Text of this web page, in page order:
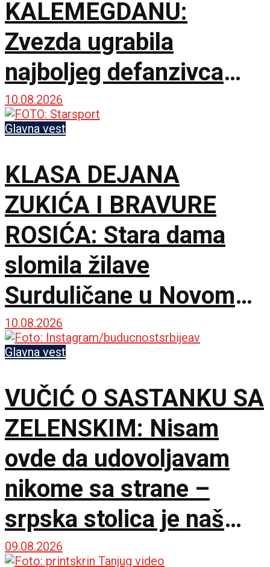
KALEMEGDANU:
Zvezda ugrabila
najboljeg defanzivca
Evrolige i zatvorila
spoljnu liniju!
10.08.2026
Glavna vest
KLASA DEJANA
ZUKIĆA I BRAVURE
ROSIĆA: Stara dama
slomila žilave
Surduličane u Novom
Sadu za maksimalan
učinak!
10.08.2026
Glavna vest
VUČIĆ O SASTANKU SA
ZELENSKIM: Nisam
ovde da udovoljavam
nikome sa strane –
srpska stolica je naš
jedini izbor
09.08.2026